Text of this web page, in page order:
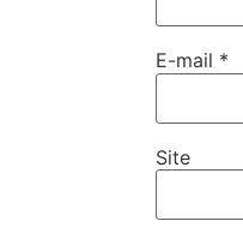
E-mail *
Site